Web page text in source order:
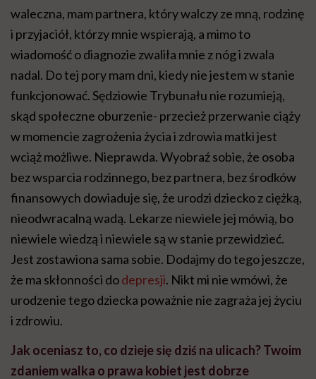
waleczna, mam partnera, który walczy ze mną, rodzinę
i przyjaciół, którzy mnie wspierają, a mimo to
wiadomość o diagnozie zwaliła mnie z nóg i zwala
nadal. Do tej pory mam dni, kiedy nie jestem w stanie
funkcjonować. Sędziowie Trybunału nie rozumieją,
skąd społeczne oburzenie- przecież przerwanie ciąży
w momencie zagrożenia życia i zdrowia matki jest
wciąż możliwe. Nieprawda. Wyobraź sobie, że osoba
bez wsparcia rodzinnego, bez partnera, bez środków
finansowych dowiaduje się, że urodzi dziecko z ciężką,
nieodwracalną wadą. Lekarze niewiele jej mówią, bo
niewiele wiedzą i niewiele są w stanie przewidzieć.
Jest zostawiona sama sobie. Dodajmy do tego jeszcze,
że ma skłonności dodepresji. Nikt mi nie wmówi, że
urodzenie tego dziecka poważnie nie zagraża jej życiu
i zdrowiu.
Jak oceniasz to, co dzieje się dziś na ulicach? Twoim
zdaniem walka o prawa kobiet jest dobrze